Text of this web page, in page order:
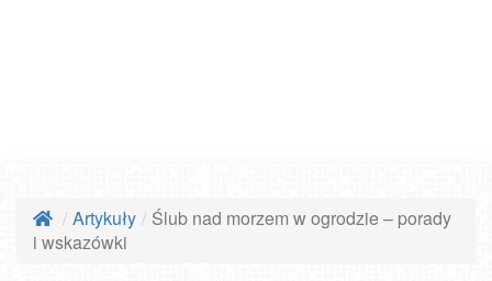
Artykuły
Ślub nad morzem w ogrodzie – porady
i wskazówki